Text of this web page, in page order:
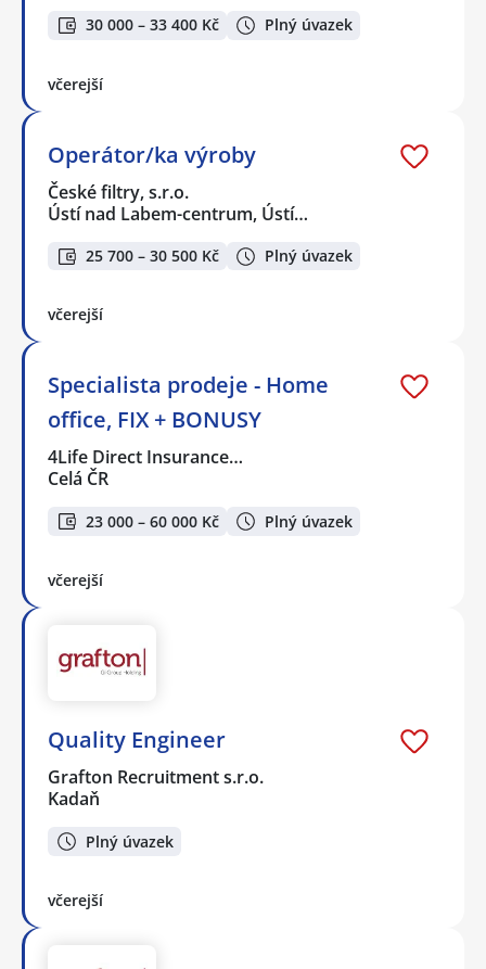
30 000 – 33 400 Kč Plný úvazek
včerejší
Operátor/ka výroby
České filtry, s.r.o.
Ústí nad Labem-centrum, Ústí…
25 700 – 30 500 Kč Plný úvazek
včerejší
Specialista prodeje - Home
office, FIX + BONUSY
4Life Direct Insurance…
Celá ČR
23 000 – 60 000 Kč Plný úvazek
včerejší
Quality Engineer
Grafton Recruitment s.r.o.
Kadaň
Plný úvazek
včerejší